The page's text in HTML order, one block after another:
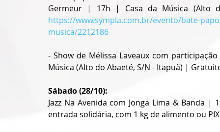
https://www.sympla.com.br/evento/bate-
musica/2212186
- Show de Mélissa Laveaux com
Música (Alto do Abaeté, S/N - Itapuã) |
Sábado (28/10):
Jazz Na Avenida com Jonga Lima & Banda
entrada solidária, com 1 kg de alimento ou